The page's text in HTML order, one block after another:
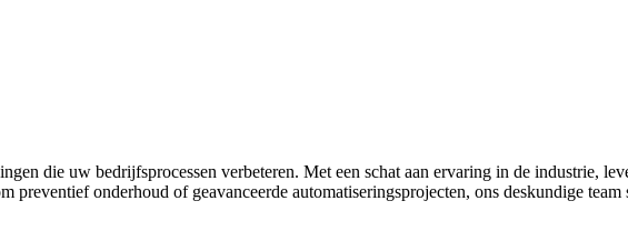
die uw bedrijfsprocessen verbeteren. Met een schat aan ervaring in de industrie,
onderhoud of geavanceerde automatiseringsprojecten, ons deskundige team